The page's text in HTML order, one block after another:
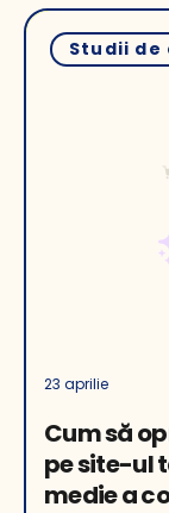
Studii de
23 aprilie
Cum să
pe site-ul
medie a